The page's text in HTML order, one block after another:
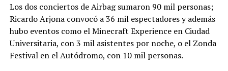
Los dos conciertos de Airbag sumaron 90 mil personas;
Ricardo Arjona convocó a 36 mil espectadores y además
hubo eventos como el Minecraft Experience en Ciudad
Universitaria, con 3 mil asistentes por noche, o el Zonda
Festival en el Autódromo, con 10 mil personas.